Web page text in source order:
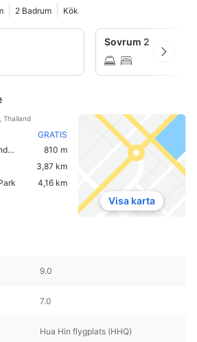
2 Badrum Kök
Sovrum 2
Thailand
GRATIS
810 m
3,87 km
4,16 km
Visa karta
9.0
7.0
Hua Hin flygplats (HHQ)